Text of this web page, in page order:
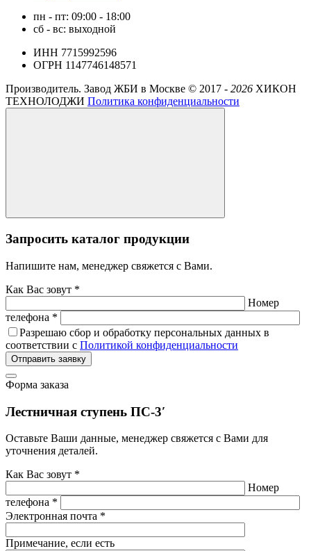
пн - пт: 09:00 - 18:00
сб - вс: выходной
ИНН 7715992596
ОГРН 1147746148571
Производитель. Завод ЖБИ в Москве © 2017 - 2026 ХИКОН
ТЕХНОЛОДЖИ Политика конфиденциальности
Запросить каталог продукции
Напишите нам, менеджер свяжется с Вами.
Как Вас зовут *
Номер
телефона *
Разрешаю сбор и обработку персональных данных в
соответствии с Политикой конфиденциальности
Отправить заявку
Форма заказа
Лестничная ступень ПС-3′
Оставьте Ваши данные, менеджер свяжется с Вами для
уточнения деталей.
Как Вас зовут *
Номер
телефона *
Электронная почта *
Примечание, если есть